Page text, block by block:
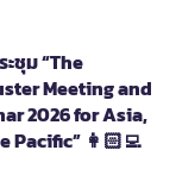
ชุม “The
Meeting and
2026 for Asia,
Pacific” 👩🏻‍💻